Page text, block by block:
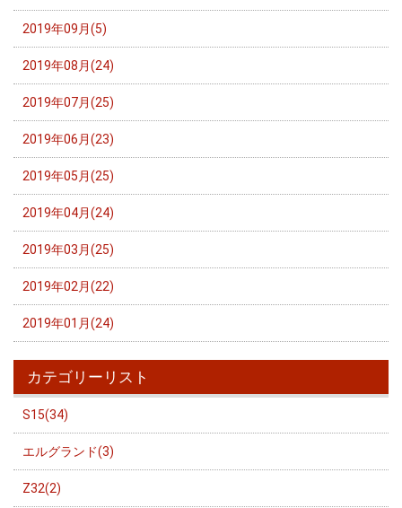
2019年09月(5)
2019年08月(24)
2019年07月(25)
2019年06月(23)
2019年05月(25)
2019年04月(24)
2019年03月(25)
2019年02月(22)
2019年01月(24)
カテゴリーリスト
S15(34)
エルグランド(3)
Z32(2)